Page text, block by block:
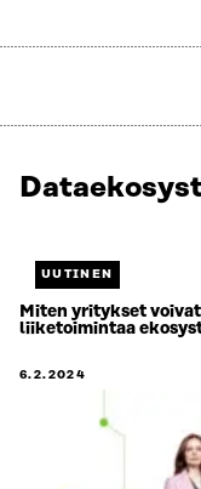
UUTINEN
Miten yritykset
liiketoimintaa
6.2.2024
Näytetään
Jäljellä
2.